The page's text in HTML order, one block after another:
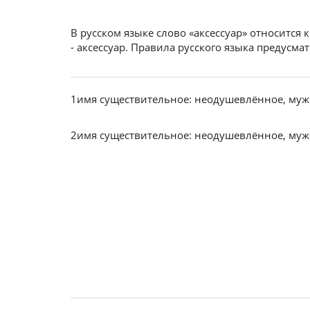
В русском языке слово «аксессуар»
- аксессуар. Правила русского языка
1 имя существительное: неодушевлённое,
2имя существительное: неодушевлённое,